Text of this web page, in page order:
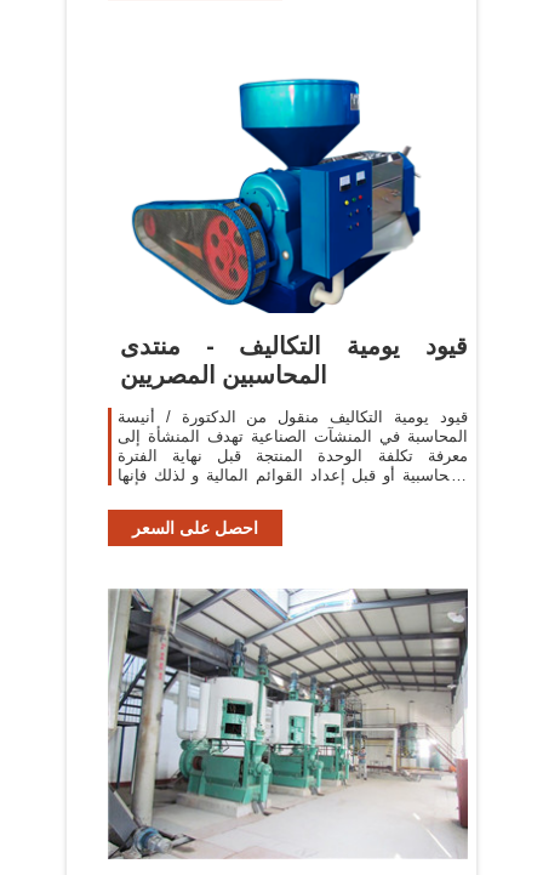
قيود يومية التكاليف - منتدى
المحاسبين المصريين
قيود يومية التكاليف منقول من الدكتورة / أنيسة
المحاسبة في المنشآت الصناعية تهدف المنشأة إلى
معرفة تكلفة الوحدة المنتجة قبل نهاية الفترة
المحاسبية أو قبل إعداد القوائم المالية و لذلك فإنها
احصل على السعر